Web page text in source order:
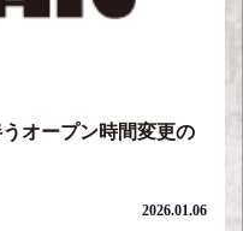
オープン時間変更の
2026.01.06